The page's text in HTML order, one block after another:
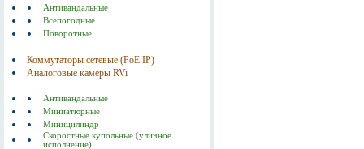
Антивандальные
Всепогодные
Поворотные
Коммутаторы сетевые (РоЕ IP)
Аналоговые камеры RVi
Антивандальные
Миниатюрные
Миницилиндр
Скоростные купольные (уличное
исполнение)